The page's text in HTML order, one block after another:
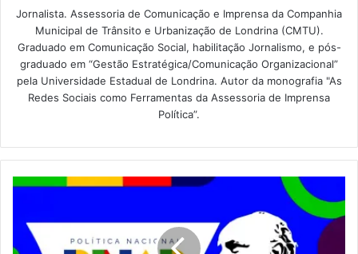
com multa de R$1.467,35, perda de 7 pontos na CNH e
remoção do veículo para o pátio da CMTU.
Não é somente o veículo que passa pelo crivo dos
técnicos da Companhia, mas também o motorista, já que
sua documentação probatória é analisada conforme os
da CMTU alerta, inclusive, para o perigo de os pais ou
responsáveis contratarem transporte clandestino para
credibilidade, além de risco à integridade do estudante”,
garantiu.
Jornalista. Assessoria de Comunicação e Imprensa da Companhia
Municipal de Trânsito e Urbanização de Londrina (CMTU).
Graduado em Comunicação Social, habilitação Jornalismo, e pós-
graduado em “Gestão Estratégica/Comunicação Organizacional”
pela Universidade Estadual de Londrina. Autor da monografia "As
Redes Sociais como Ferramentas da Assessoria de Imprensa
Política”.